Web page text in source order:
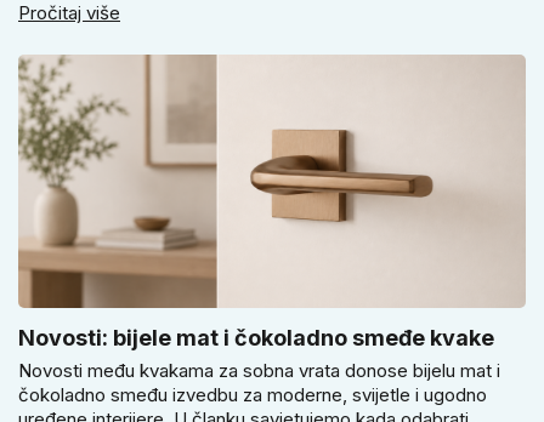
vrtnih vrata, podruma ili vrtne kućice ne isplati voditi samo
Pročitaj više
Novosti: bijele mat i čokoladno smeđe kvake
Novosti među kvakama za sobna vrata donose bijelu mat i
čokoladno smeđu izvedbu za moderne, svijetle i ugodno